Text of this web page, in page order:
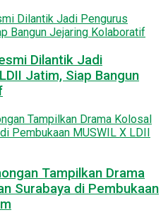
Dilantik Jadi
Jatim, Siap Bangun
Tampilkan Drama
Surabaya di Pembukaan